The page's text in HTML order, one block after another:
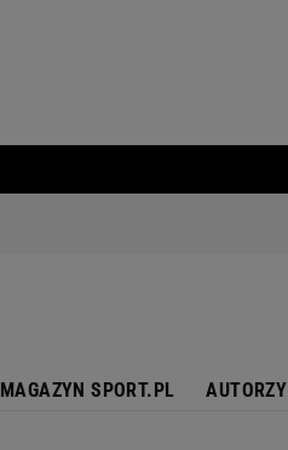
MAGAZYN SPORT.PL AUTORZY